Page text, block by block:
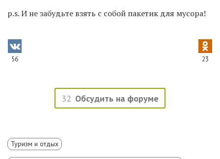
p.s. И не забудьте взять с собой пакетик для мусора!
56 23
32 Обсудить на форуме
Туризм и отдых